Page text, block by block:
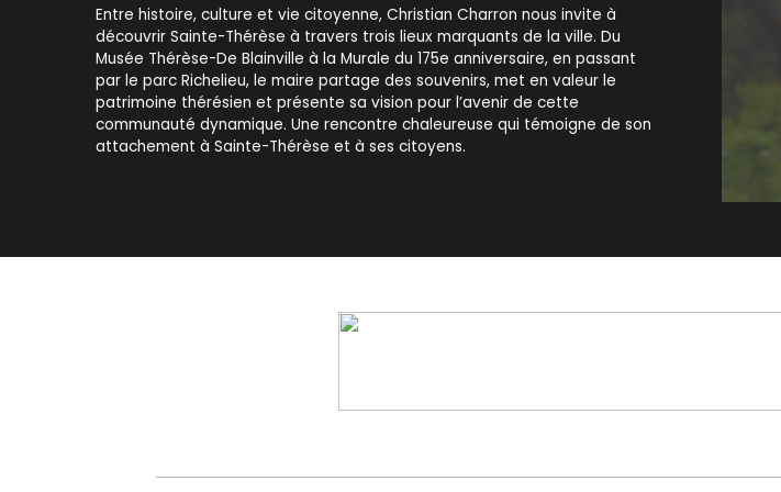
Entre histoire, culture et vie citoyenne, Christian Charron nous invite à
découvrir Sainte-Thérèse à travers trois lieux marquants de la ville. Du
Musée Thérèse-De Blainville à la Murale du 175e anniversaire, en passant
par le parc Richelieu, le maire partage des souvenirs, met en valeur le
patrimoine thérésien et présente sa vision pour l’avenir de cette
communauté dynamique. Une rencontre chaleureuse qui témoigne de son
attachement à Sainte-Thérèse et à ses citoyens.